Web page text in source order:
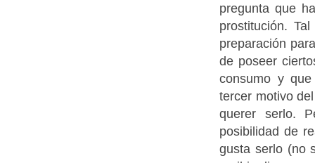
pregunta que
prostitución.
preparación
de poseer
consumo y
tercer motivo
querer serlo.
posibilidad de
gusta serlo (no